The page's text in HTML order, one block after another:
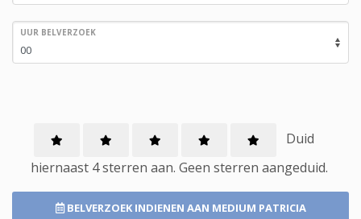
UUR BELVERZOEK
Duid
hiernaast 4 sterren aan. Geen sterren aangeduid.
BELVERZOEK INDIENEN AAN MEDIUM PATRICIA